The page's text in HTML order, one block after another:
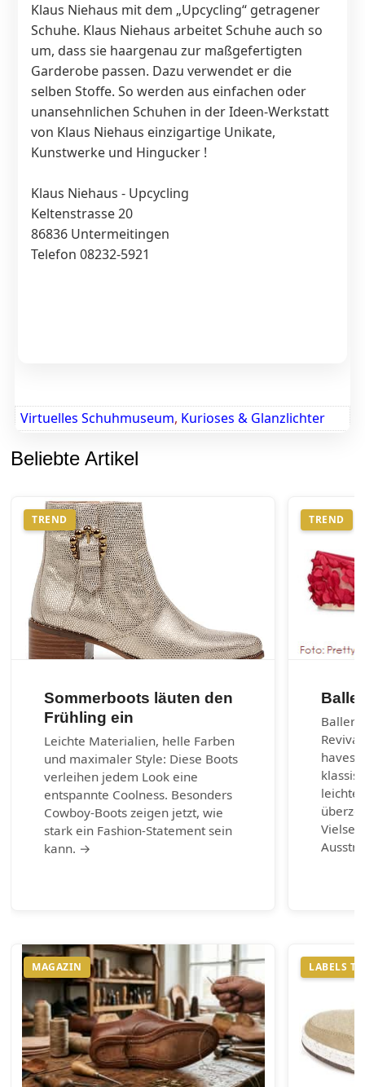
Klaus Niehaus mit dem „Upcycling“ getragener
Schuhe. Klaus Niehaus arbeitet Schuhe auch so
um, dass sie haargenau zur maßgefertigten
Garderobe passen. Dazu verwendet er die
selben Stoffe. So werden aus einfachen oder
unansehnlichen Schuhen in der Ideen-Werkstatt
von Klaus Niehaus einzigartige Unikate,
Kunstwerke und Hingucker !
Klaus Niehaus - Upcycling
Keltenstrasse 20
86836 Untermeitingen
Telefon 08232-5921
Virtuelles Schuhmuseum, Kurioses & Glanzlichter
Beliebte Artikel
TREND
Sommerboots läuten den
Frühling ein
Leichte Materialien, helle Farben
und maximaler Style: Diese Boots
verleihen jedem Look eine
entspannte Coolness. Besonders
Cowboy-Boots zeigen jetzt, wie
stark ein Fashion-Statement sein
kann. →
TREND
haves
MAGAZIN LABELS